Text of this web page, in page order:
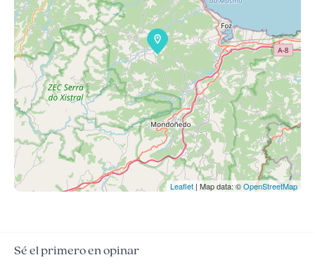
Leaflet | Map data: ©OpenStreetMap
Sé el primero en opinar